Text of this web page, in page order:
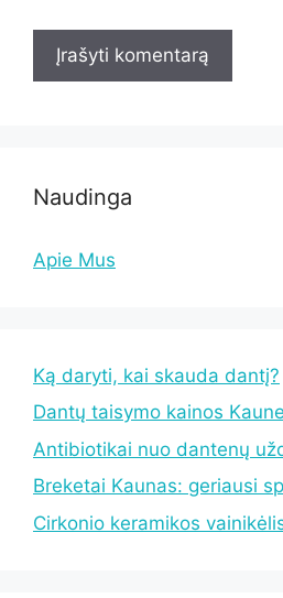
Naudinga
Apie Mus
Ką daryti, kai skauda dantį?
Dantų taisymo kainos Kaune
Antibiotikai nuo dantenų
Breketai Kaunas: geriausi
Cirkonio keramikos